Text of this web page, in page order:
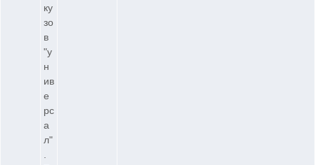
ку
зо
в
"у
н
ив
е
рс
а
л"
.